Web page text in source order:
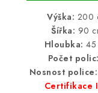
Výška: 200
Šířka: 90
Hloubka: 45
Počet polic:
Nosnost police:
Certifikace